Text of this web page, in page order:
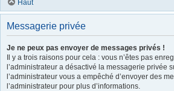
Haut
Messagerie privée
Je ne peux pas envoyer de messages privés !
Il y a trois raisons pour cela : vous n’êtes pas
l’administrateur a désactivé la messagerie privée
l’administrateur vous a empêché d’envoyer des
l’administrateur pour plus d’informations.